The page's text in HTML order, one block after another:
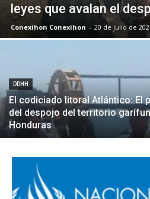
leyes que avalan el
Conexihon Conexihon - 20 de julio de
DDHH
El codiciado litoral Atlántico: El
del despojo del territorio
Honduras